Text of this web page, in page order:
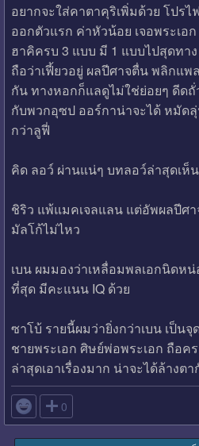
อยากจะใส่คาตาคุริเพิ่มด้วย โปร
ออกตัวแรก ค่าหัวน้อย เจอพระเอก
ฮาคิครบ 3 แบบ มี 1 แบบไปสุดทา
ถือว่าเฟี้ยวอยู่ ผลปีศาจตื่น พลิกแ
กัน ทางหอกก็แลดูไม่ใช่ย่อยๆ ดีด
กับพวกอุซป ออร์กาน่าจะได้ หมัด
กว่าลูฟี่
คิด ลอว์ ผ่านแน่ๆ บทลอว์ล่าสุดเห็
ชิริว แพ้แมคเจลแลน แต่อัพผลปีศ
มัลโก้ไม่ไหว
เบน ผมมองว่าเหลื่อมพลเอกนิดห
ที่สุด มีคะแนน IQ ด้วย
ซาโบ้ รายนี้ผมว่ายิ่งกว่าเบน เป็น
ชายพระเอก ศิษย์พ่อพระเอก ถือค
ล่าสุดเอาเรื่องมาก น่าจะได้ล้างต
 0